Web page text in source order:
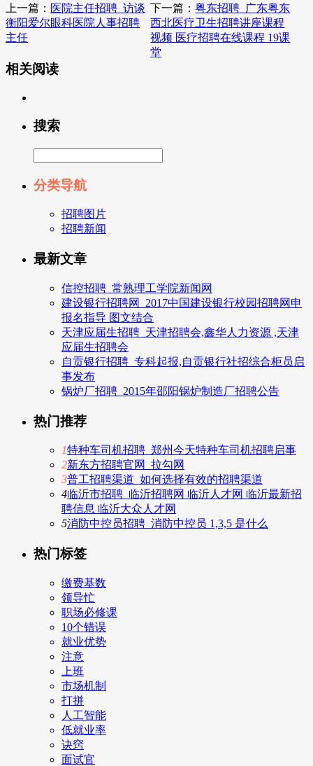
上一篇： 医院主任招聘_访谈
衡阳爱尔眼科医院人事招聘
主任
下一篇：粤东招聘_广东粤东
西北医疗卫生招聘讲座课程
视频 医疗招聘在线课程 19课
堂
相关阅读
搜索
分类导航
招聘图片
招聘新闻
最新文章
信控招聘_常熟理工学院新闻网
建设银行招聘网_2017中国建设银行校园招聘网申
报名指导 图文结合
天津应届生招聘_天津招聘会,鑫华人力资源 ,天津
应届生招聘会
自贡银行招聘_专科起报,自贡银行社招综合柜员启
事发布
锅炉厂招聘_2015年邵阳锅炉制造厂招聘公告
热门推荐
1特种车司机招聘_郑州今天特种车司机招聘启事
2新东方招聘官网_拉勾网
3普工招聘渠道_如何选择有效的招聘渠道
4临沂市招聘_临沂招聘网 临沂人才网 临沂最新招
聘信息 临沂大众人才网
5消防中控员招聘_消防中控员 1,3,5 是什么
热门标签
缴费基数
领导忙
职场必修课
10个错误
就业优势
注意
上班
市场机制
打拼
人工智能
低就业率
诀窍
面试官